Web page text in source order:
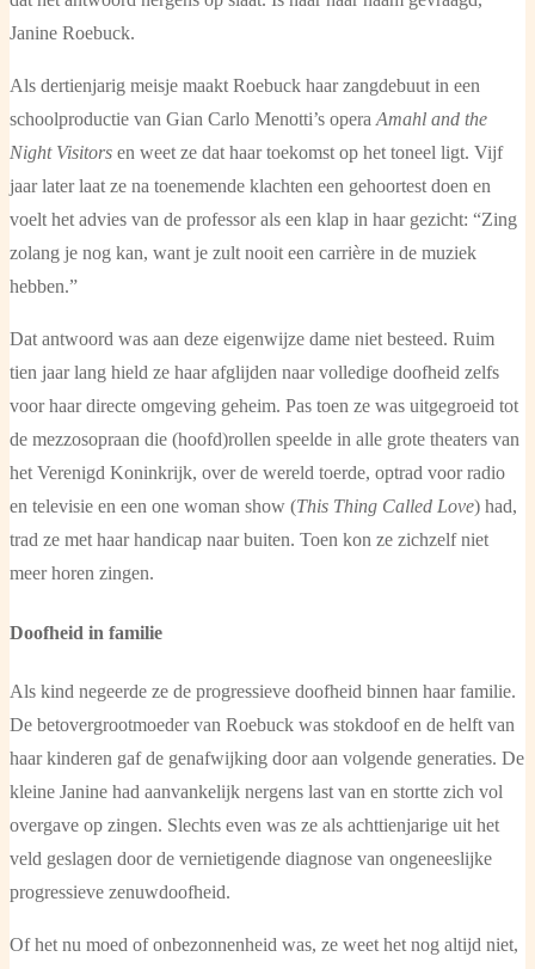
Janine Roebuck.
Als dertienjarig meisje maakt Roebuck haar zangdebuut in een
schoolproductie van Gian Carlo Menotti’s opera Amahl and the
Night Visitors en weet ze dat haar toekomst op het toneel ligt. Vijf
jaar later laat ze na toenemende klachten een gehoortest doen en
voelt het advies van de professor als een klap in haar gezicht: “Zing
zolang je nog kan, want je zult nooit een carrière in de muziek
hebben.”
Dat antwoord was aan deze eigenwijze dame niet besteed. Ruim
tien jaar lang hield ze haar afglijden naar volledige doofheid zelfs
voor haar directe omgeving geheim. Pas toen ze was uitgegroeid tot
de mezzosopraan die (hoofd)rollen speelde in alle grote theaters van
het Verenigd Koninkrijk, over de wereld toerde, optrad voor radio
en televisie en een one woman show (This Thing Called Love) had,
trad ze met haar handicap naar buiten. Toen kon ze zichzelf niet
meer horen zingen.
Doofheid in familie
Als kind negeerde ze de progressieve doofheid binnen haar familie.
De betovergrootmoeder van Roebuck was stokdoof en de helft van
haar kinderen gaf de genafwijking door aan volgende generaties. De
kleine Janine had aanvankelijk nergens last van en stortte zich vol
overgave op zingen. Slechts even was ze als achttienjarige uit het
veld geslagen door de vernietigende diagnose van ongeneeslijke
progressieve zenuwdoofheid.
Of het nu moed of onbezonnenheid was, ze weet het nog altijd niet,